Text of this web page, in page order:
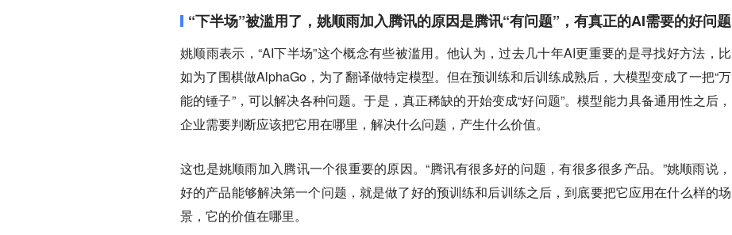
“下半场”被滥用了，姚顺雨加入腾讯的原因是腾讯“有问题”，有真正的AI需要的好问题
姚顺雨表示，“AI下半场”这个概念有些被滥用。他认为，过去几十年AI更重要的是寻找好方法，比
如为了围棋做AlphaGo，为了翻译做特定模型。但在预训练和后训练成熟后，大模型变成了一把“万
能的锤子”，可以解决各种问题。于是，真正稀缺的开始变成“好问题”。模型能力具备通用性之后，
企业需要判断应该把它用在哪里，解决什么问题，产生什么价值。
这也是姚顺雨加入腾讯一个很重要的原因。“腾讯有很多好的问题，有很多很多产品。”姚顺雨说，
好的产品能够解决第一个问题，就是做了好的预训练和后训练之后，到底要把它应用在什么样的场
景，它的价值在哪里。